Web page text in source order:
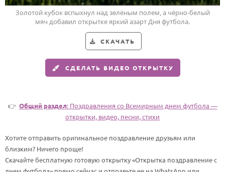
Маме
Папе
По именам
Золотой кубок вспыхнул над зелёным полем, а чёрно-белый
мяч добавил открытке яркий азарт Дня футбола.
СКАЧАТЬ
СДЕЛАТЬ ВИДЕО ОТКРЫТКУ
👉 Общий раздел: Поздравления со Всемирным днем футбола —
открытки, видео, песни, стихи
Хотите отправить оригинальное поздравление друзьям или
близким? Ничего проще!
Скачайте бесплатную готовую открытку «Открытка поздравление с